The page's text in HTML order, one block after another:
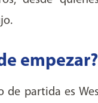
empezar?
de partida es